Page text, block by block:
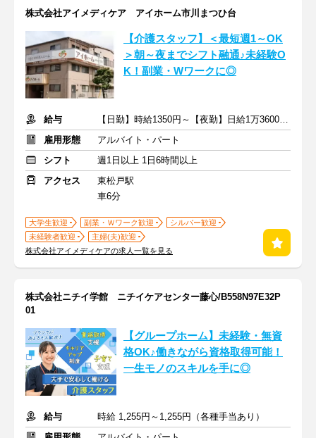
株式会社アイメディケア アイホーム市川まつひ台
【介護スタッフ】＜最短週1～OK
＞朝～夜までシフト融通♪未経験O
K！副業・Wワークに◎
給与
【日勤】時給1350円～【夜勤】日給1万3600円～＋交通費
雇用形態
アルバイト・パート
シフト
週1日以上 1日6時間以上
アクセス
東松戸駅
車6分
大学生歓迎 副業・Ｗワーク歓迎
シルバー歓迎
未経験者歓迎
主婦(夫)歓迎
株式会社アイメディケアの求人一覧を見る
株式会社ニチイ学館 ニチイケアセンター藤心/B558N97E32P
01
【グループホーム】未経験・無資
格OK♪働きながら資格取得可能！
一生モノのスキルを手に◎
給与
時給 1,255円～1,255円（各種手当あり）